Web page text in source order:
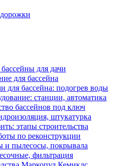
для дачи
для бассейна
для бассейна: подогрев воды
станции, автоматика
бассейнов под ключ
штукатурка
этапы строительства
по реконструкции
и пылесосы, покрывала
фильтрация